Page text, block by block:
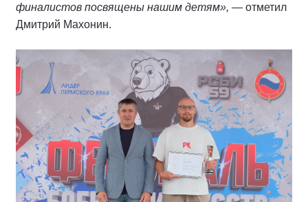
финалистов посвящены нашим детям», — отметил
Дмитрий Махонин.